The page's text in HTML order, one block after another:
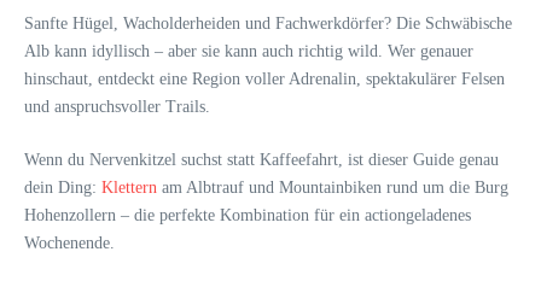
Sanfte Hügel, Wacholderheiden und Fachwerkdörfer? Die Schwäbische
Alb kann idyllisch – aber sie kann auch richtig wild. Wer genauer
hinschaut, entdeckt eine Region voller Adrenalin, spektakulärer Felsen
und anspruchsvoller Trails.
Wenn du Nervenkitzel suchst statt Kaffeefahrt, ist dieser Guide genau
dein Ding: Klettern am Albtrauf und Mountainbiken rund um die Burg
Hohenzollern – die perfekte Kombination für ein actiongeladenes
Wochenende.